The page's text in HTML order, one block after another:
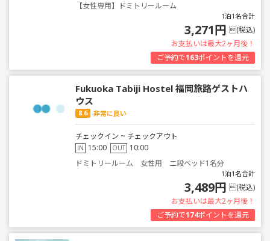
【女性専用】ドミトリールーム
1泊1名合計
3,271円 (税込)
お支払いは最大2ヶ月後！
ご予約で163ポイントを還元
Fukuoka Tabiji Hostel 福岡旅路ゲストハ
ウス
8.6 非常に良い
チェックイン ~ チェックアウト
IN 15:00 OUT 10:00
ドミトリールーム 女性用 二段ベッド1名分
1泊1名合計
3,489円 (税込)
お支払いは最大2ヶ月後！
ご予約で174ポイントを還元